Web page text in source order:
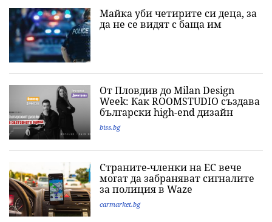
Майка уби четирите си деца, за
да не се видят с баща им
От Пловдив до Milan Design
Week: Как ROOMSTUDIO създава
български high-end дизайн
biss.bg
Страните-членки на ЕС вече
могат да забраняват сигналите
за полиция в Waze
carmarket.bg